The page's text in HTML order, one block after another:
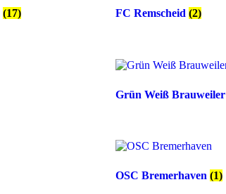
(17) FC Remscheid (2)
Grün Weiß Brauweiler
OSC Bremerhaven (1)